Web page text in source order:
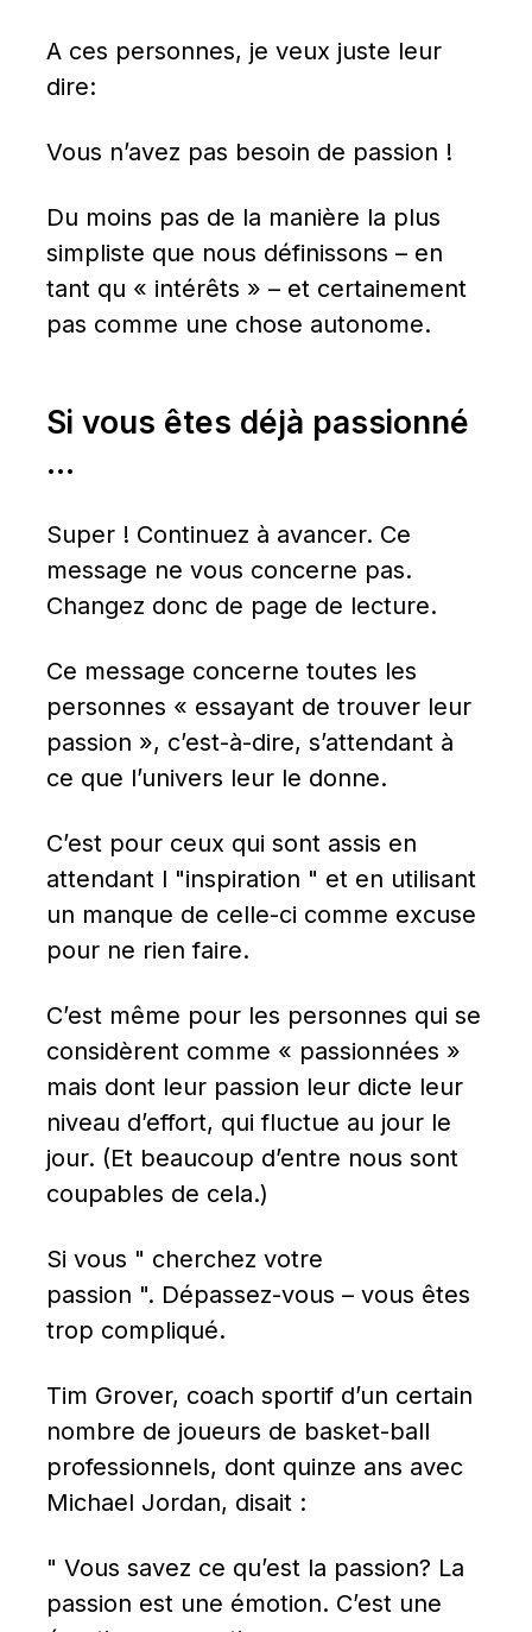
A ces personnes, je veux juste leur
dire:
Vous n’avez pas besoin de passion !
Du moins pas de la manière la plus
simpliste que nous définissons – en
tant qu « intérêts » – et certainement
pas comme une chose autonome.
Si vous êtes déjà passionné
…
Super ! Continuez à avancer. Ce
message ne vous concerne pas.
Changez donc de page de lecture.
Ce message concerne toutes les
personnes « essayant de trouver leur
passion », c’est-à-dire, s’attendant à
ce que l’univers leur le donne.
C’est pour ceux qui sont assis en
attendant l "inspiration " et en utilisant
un manque de celle-ci comme excuse
pour ne rien faire.
C’est même pour les personnes qui se
considèrent comme « passionnées »
mais dont leur passion leur dicte leur
niveau d’effort, qui fluctue au jour le
jour. (Et beaucoup d’entre nous sont
coupables de cela.)
Si vous " cherchez votre
passion ". Dépassez-vous – vous êtes
trop compliqué.
Tim Grover, coach sportif d’un certain
nombre de joueurs de basket-ball
professionnels, dont quinze ans avec
Michael Jordan, disait :
" Vous savez ce qu’est la passion? La
passion est une émotion. C’est une